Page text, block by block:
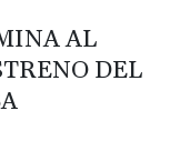
como fiscal
AL
DEL